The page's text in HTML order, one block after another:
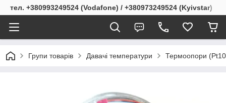
тел. +380993249524 (Vodafone) / +380973249524 (Kyivstar)
Групи товарів Давачі температури Термоопори